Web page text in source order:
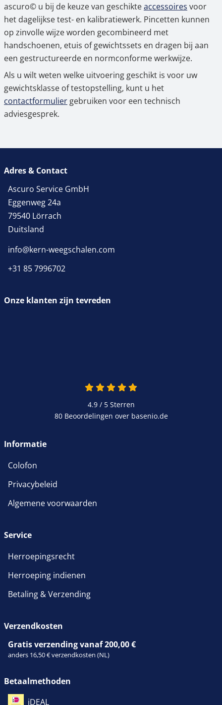
ascuro© u bij de keuze van geschikteaccessoires voor
het dagelijkse test- en kalibratiewerk. Pincetten kunnen
op zinvolle wijze worden gecombineerd met
handschoenen, etuis of gewichtssets en dragen bij aan
een gestructureerde en normconforme werkwijze.
Als u wilt weten welke uitvoering geschikt is voor uw
gewichtsklasse of testopstelling, kunt u het
contactformulier gebruiken voor een technisch
adviesgesprek.
Adres & Contact
Ascuro Service GmbH
Eggenweg 24a
79540 Lörrach
Duitsland
info@kern-weegschalen.com
+31 85 7996702
Onze klanten zijn tevreden
4.9 van 5
4.9 / 5Sterren
80 Beoordelingen over basenio.de
Informatie
Colofon
Privacybeleid
Algemene voorwaarden
Service
Herroepingsrecht
Herroeping indienen
Betaling & Verzending
Verzendkosten
Gratis verzending vanaf 200,00 €
anders 16,50 € verzendkosten (NL)
Betaalmethoden
iDEAL